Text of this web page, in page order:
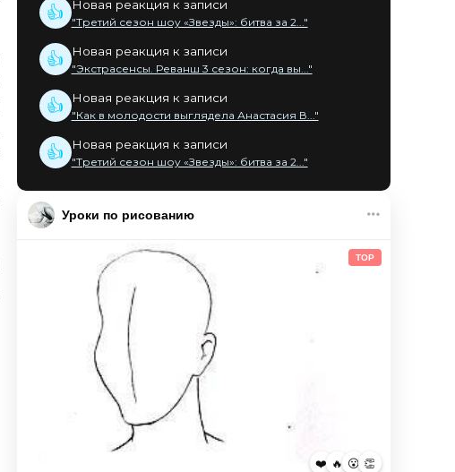
👍 Новая реакция к записи
"Третий сезон шоу «Звезды»: битва за 2..."
👍 Новая реакция к записи
"Экстрасенсы. Реванш 3 сезон: когда вы..."
👍 Новая реакция к записи
"Как в молодости выглядела Анастасия В..."
👍 Новая реакция к записи
"Третий сезон шоу «Звезды»: битва за 2..."
Уроки по рисованию
TOP
❤️ 🔥 😮 👏